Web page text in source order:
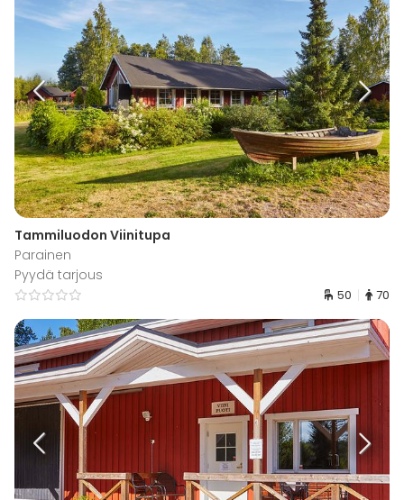
Tammiluodon Viinitupa
Parainen
Pyydä tarjous
50 70